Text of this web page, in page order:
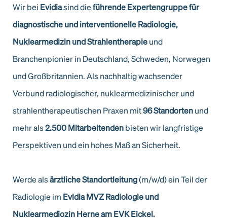
Wir bei Evidiasind dieführende Expertengruppe für
diagnostische und interventionelle Radiologie,
Nuklearmedizin und Strahlentherapieund
Branchenpionier in Deutschland, Schweden, Norwegen
und Großbritannien. Als nachhaltig wachsender
Verbund radiologischer, nuklearmedizinischer und
strahlentherapeutischen Praxen mit96 Standortenund
mehr als2.500 Mitarbeitendenbieten wir langfristige
Perspektiven und ein hohes Maß an Sicherheit.
Werde alsärztliche Standortleitung(m/w/d) ein Teil der
Radiologie im Evidia MVZ Radiologie und
Nuklearmediozin Herne am EVK Eickel.